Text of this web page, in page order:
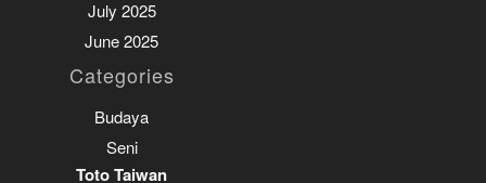
July 2025
June 2025
Categories
Budaya
Seni
Toto Taiwan